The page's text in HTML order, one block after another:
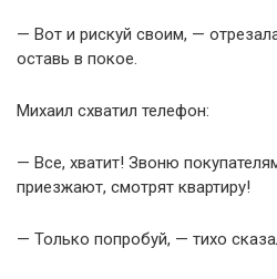
— Вот и рискуй своим, —
оставь в покое.
Михаил схватил телефон:
— Все, хватит! Звоню
приезжают, смотрят квартиру!
— Только попробуй, — тихо